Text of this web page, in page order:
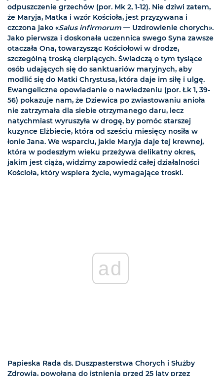
odpuszczenie grzechów (por. Mk 2, 1-12). Nie dziwi zatem,
że Maryja, Matka i wzór Kościoła, jest przyzywana i
czczona jako «Salus infirmorum — Uzdrowienie chorych».
Jako pierwsza i doskonała uczennica swego Syna zawsze
otaczała Ona, towarzysząc Kościołowi w drodze,
szczególną troską cierpiących. Świadczą o tym tysiące
osób udających się do sanktuariów maryjnych, aby
modlić się do Matki Chrystusa, która daje im siłę i ulgę.
Ewangeliczne opowiadanie o nawiedzeniu (por. Łk 1, 39-
56) pokazuje nam, że Dziewica po zwiastowaniu anioła
nie zatrzymała dla siebie otrzymanego daru, lecz
natychmiast wyruszyła w drogę, by pomóc starszej
kuzynce Elżbiecie, która od sześciu miesięcy nosiła w
łonie Jana. We wsparciu, jakie Maryja daje tej krewnej,
która w podeszłym wieku przeżywa delikatny okres,
jakim jest ciąża, widzimy zapowiedź całej działalności
Kościoła, który wspiera życie, wymagające troski.
ad
Papieska Rada ds. Duszpasterstwa Chorych i Służby
Zdrowia, powołana do istnienia przed 25 laty przez